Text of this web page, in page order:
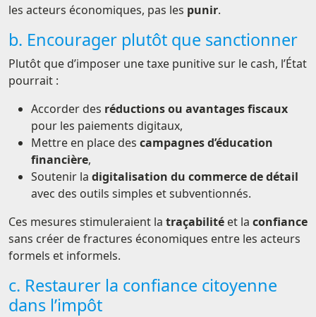
les acteurs économiques, pas les punir.
b. Encourager plutôt que sanctionner
Plutôt que d’imposer une taxe punitive sur le cash, l’État
pourrait :
Accorder des réductions ou avantages fiscaux
pour les paiements digitaux,
Mettre en place des campagnes d’éducation
financière,
Soutenir la digitalisation du commerce de détail
avec des outils simples et subventionnés.
Ces mesures stimuleraient la traçabilité et la confiance
sans créer de fractures économiques entre les acteurs
formels et informels.
c. Restaurer la confiance citoyenne
dans l’impôt